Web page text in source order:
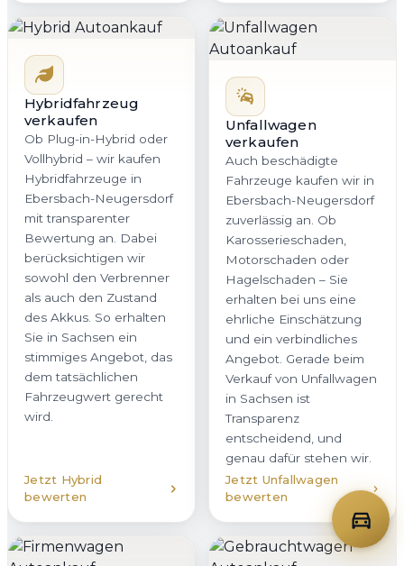
Hybridfahrzeug
verkaufen
Ob Plug-in-Hybrid oder
Vollhybrid – wir kaufen
Hybridfahrzeuge in
Ebersbach-Neugersdorf
mit transparenter
Bewertung an. Dabei
berücksichtigen wir
sowohl den Verbrenner
als auch den Zustand
des Akkus. So erhalten
Sie in Sachsen ein
stimmiges Angebot, das
dem tatsächlichen
Fahrzeugwert gerecht
wird.
Jetzt Hybrid
bewerten
Unfallwagen
verkaufen
Auch beschädigte
Fahrzeuge kaufen wir in
Ebersbach-Neugersdorf
zuverlässig an. Ob
Karosserieschaden,
Motorschaden oder
Hagelschaden – Sie
erhalten bei uns eine
ehrliche Einschätzung
und ein verbindliches
Angebot. Gerade beim
Verkauf von Unfallwagen
in Sachsen ist
Transparenz
entscheidend, und
genau dafür stehen wir.
Jetzt Unfallwagen
bewerten